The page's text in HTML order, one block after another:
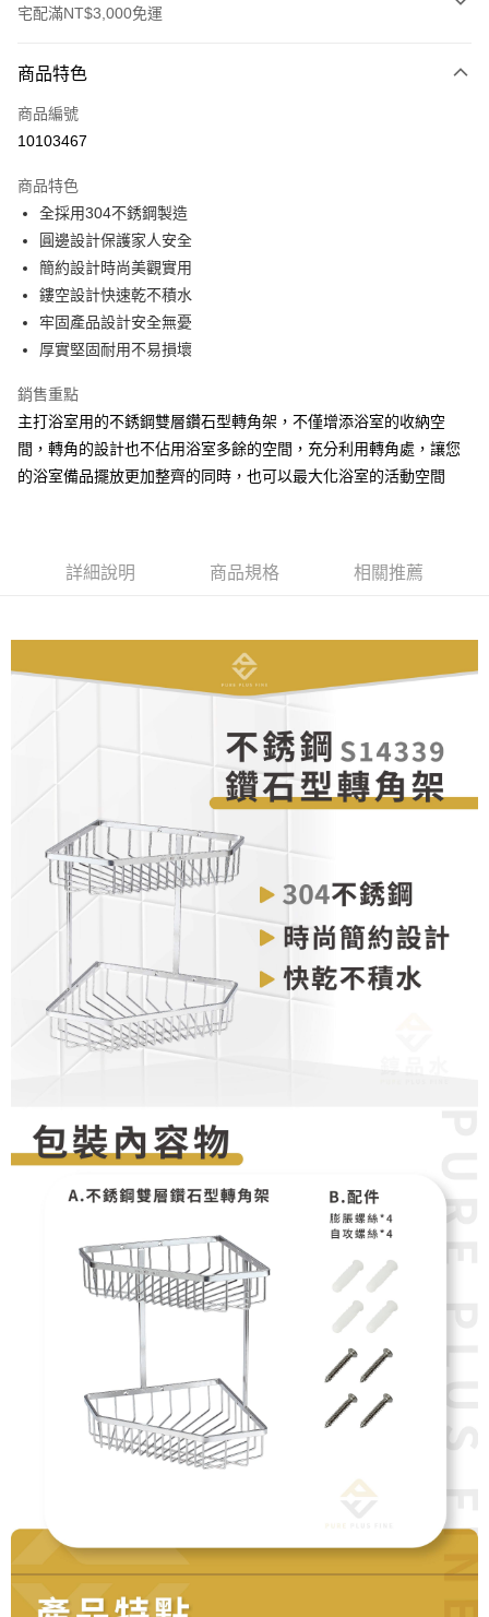
宅配滿NT$3,000免運
信用卡一次付款
貨到付款
運送方式
付款後全家取貨
每筆NT$47
付款後7-11取貨
每筆NT$53
7-11取貨(快速到店)
每筆NT$85
宅配
每筆NT$180，滿NT$3,000(含以上)免運費
商品特色
商品編號
10103467
商品特色
全採用304不銹鋼製造
圓邊設計保護家人安全
簡約設計時尚美觀實用
鏤空設計快速乾不積水
牢固產品設計安全無憂
厚實堅固耐用不易損壞
銷售重點
主打浴室用的不銹鋼雙層鑽石型轉角架，不僅增添浴室的收納空
間，轉角的設計也不佔用浴室多餘的空間，充分利用轉角處，讓您
的浴室備品擺放更加整齊的同時，也可以最大化浴室的活動空間
詳細說明 商品規格 相關推薦